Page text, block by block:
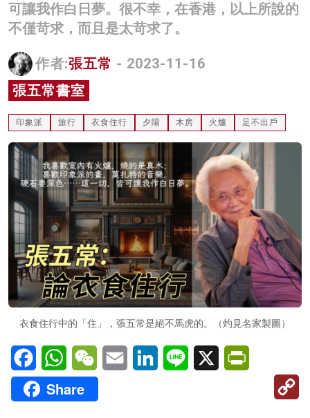
科技
名家榜
灼見活動
關於我們
可讓我作白日夢。很不幸，在香港，以上所說的
不僅苛求，而且是太苛求了。
作者:張五常 - 2023-11-16
張五常書室
印象派 旅行 衣食住行 夕陽 木房 火爐 足不出戶
衣食住行中的「住」，張五常是絕不馬虎的。（灼見名家製圖）
FacebookWhatsAppWeChatEmail LinkedInLine X
Share